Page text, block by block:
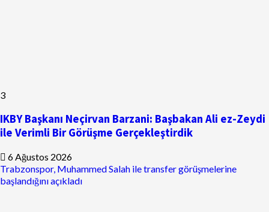
3
IKBY Başkanı Neçirvan Barzani: Başbakan Ali ez-Zeydi
ile Verimli Bir Görüşme Gerçekleştirdik
6 Ağustos 2026
Trabzonspor, Muhammed Salah ile transfer görüşmelerine
başlandığını açıkladı